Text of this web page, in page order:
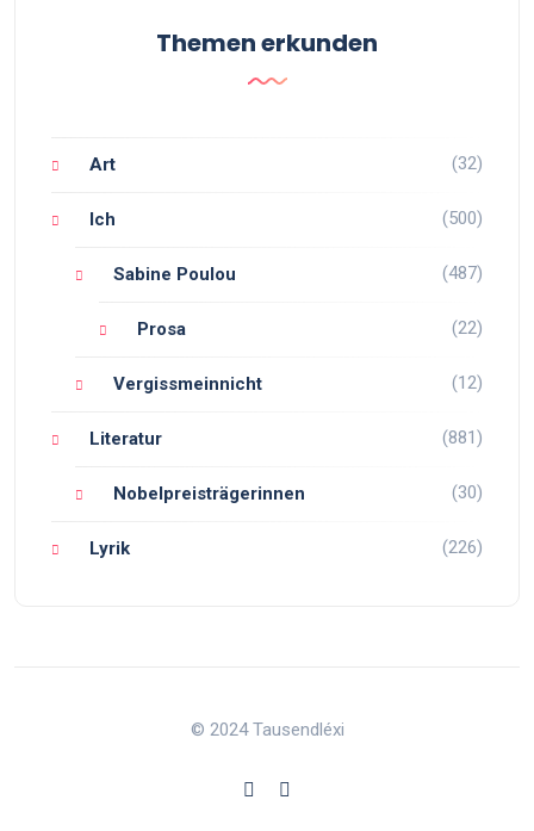
Themen erkunden
Art (32)
Ich (500)
Sabine Poulou (487)
Prosa (22)
Vergissmeinnicht (12)
Literatur (881)
Nobelpreisträgerinnen (30)
Lyrik (226)
© 2024 Tausendléxi